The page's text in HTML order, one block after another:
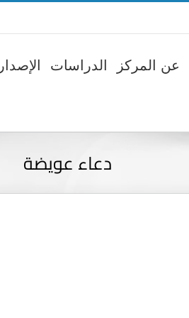
عن المركز الدراسات
دعاء عويضة